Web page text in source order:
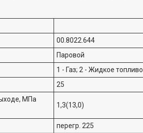
00.8022.644
Паровой
1 - Газ; 2 - Жидкое топливо
25
МПа
1,3(13,0)
перегр. 225